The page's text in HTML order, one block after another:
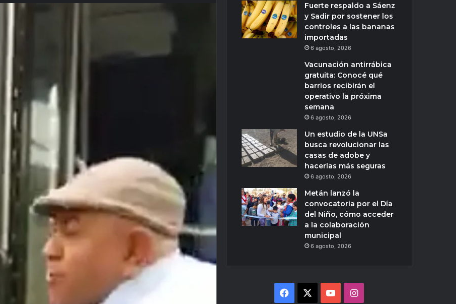
Fuerte respaldo a Sáenz
y Sadir por sostener los
controles a las bananas
importadas
6 agosto, 2026
Vacunación antirrábica
gratuita: Conocé qué
barrios recibirán el
operativo la próxima
semana
6 agosto, 2026
Un estudio de la UNSa
busca revolucionar las
casas de adobe y
hacerlas más seguras
6 agosto, 2026
Metán lanzó la
convocatoria por el Día
del Niño, cómo acceder
a la colaboración
municipal
6 agosto, 2026
Facebook YouTubeInstagram